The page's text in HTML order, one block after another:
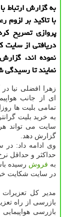
به گزارش ارتباط
با تاكید بر
پروازی تصریح
دریافتی از سایت
نموده اند،
نمایند تا
زهرا افضلی نیا
ای از جانب
تمامی بلیت ها
به خرید بلیت
سایت می تواند
گزارش دهد.
وی ادامه داد: در
حداكثر و حداقل
به فروش رسیده
در سایت شكایت
مدیر كل
بازرسی از راه
بازرسی